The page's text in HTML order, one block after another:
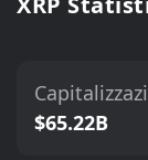
$65.22B